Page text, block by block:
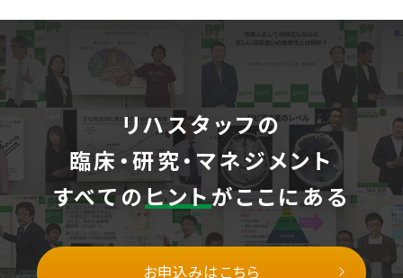
リハスタッフの
臨床・研究・マネジメント
すべてのヒントがここにある
お申込みはこちら